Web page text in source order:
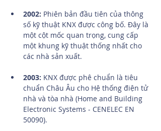
2002: Phiên bản đầu tiên của thông
số kỹ thuật KNX được công bố. Đây là
một cột mốc quan trọng, cung cấp
một khung kỹ thuật thống nhất cho
các nhà sản xuất.
2003: KNX được phê chuẩn là tiêu
chuẩn Châu Âu cho Hệ thống điện tử
nhà và tòa nhà (Home and Building
Electronic Systems - CENELEC EN
50090).